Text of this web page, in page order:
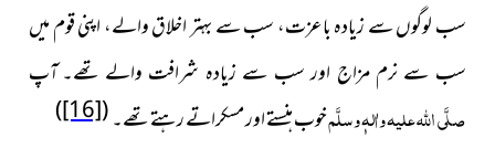
سبلوگوں سے زیادہ باعزت، سب سے بہتر اخلاق والے، اپنی قوممیں
سب سے نرم مزاج اور سب سے زیادہ شرافت والے تھے۔آپ
صلَّی اللہ علیہ واٰلہٖ وسلَّمخوب ہنستے اور مسکراتے رہتے تھے۔(
[16]
)